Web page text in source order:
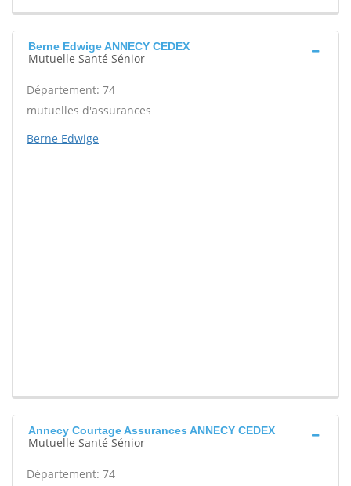
Berne Edwige ANNECY CEDEX
Mutuelle Santé Sénior
Département: 74
mutuelles d'assurances
Berne Edwige
Annecy Courtage Assurances ANNECY CEDEX
Mutuelle Santé Sénior
Département: 74